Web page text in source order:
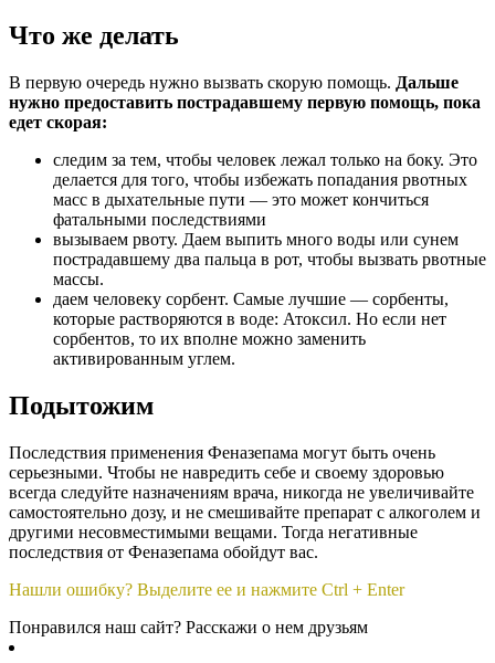
Что же делать
В первую очередь нужно вызвать скорую помощь. Дальше
нужно предоставить пострадавшему первую помощь, пока
едет скорая:
следим за тем, чтобы человек лежал только на боку. Это
делается для того, чтобы избежать попадания рвотных
масс в дыхательные пути — это может кончиться
фатальными последствиями
вызываем рвоту. Даем выпить много воды или сунем
пострадавшему два пальца в рот, чтобы вызвать рвотные
массы.
даем человеку сорбент. Самые лучшие — сорбенты,
которые растворяются в воде: Атоксил. Но если нет
сорбентов, то их вполне можно заменить
активированным углем.
Подытожим
Последствия применения Феназепама могут быть очень
серьезными. Чтобы не навредить себе и своему здоровью
всегда следуйте назначениям врача, никогда не увеличивайте
самостоятельно дозу, и не смешивайте препарат с алкоголем и
другими несовместимыми вещами. Тогда негативные
последствия от Феназепама обойдут вас.
Нашли ошибку? Выделите ее и нажмите Ctrl + Enter
Понравился наш сайт? Расскажи о нем друзьям